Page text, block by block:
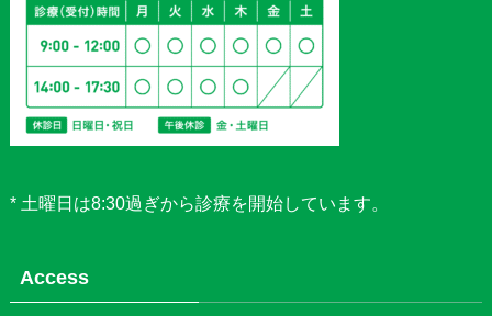
* 土曜日は8:30過ぎから診療を開始しています。
Access